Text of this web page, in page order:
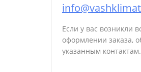
Если у вас возникли
оформлении заказа,
указанным контактам.